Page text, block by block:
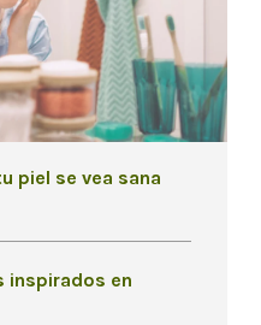
piel se vea sana
inspirados en